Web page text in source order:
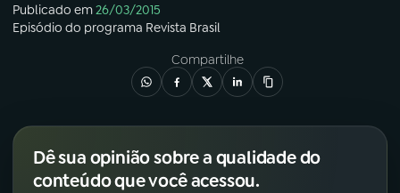
Publicado em26/03/2015
Episódio do programa Revista Brasil
Compartilhe
Dê sua opinião sobre a qualidade do
conteúdo que você acessou.